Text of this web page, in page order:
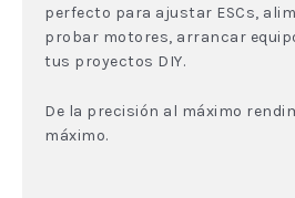
perfecto para ajustar ESCs,
probar motores, arrancar
tus proyectos DIY.
De la precisión al máximo
máximo.